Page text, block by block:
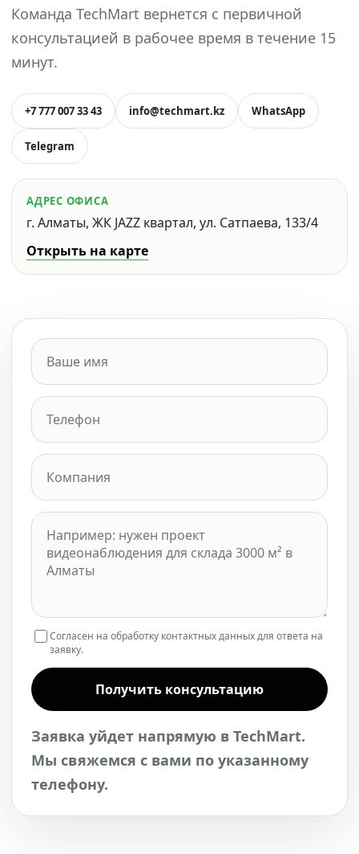
Команда TechMart вернется с первичной
консультацией в рабочее время в течение 15
минут.
+7 777 007 33 43 info@techmart.kz WhatsApp
Telegram
АДРЕС ОФИСА
г. Алматы, ЖК JAZZ квартал, ул. Сатпаева, 133/4
Открыть на карте
Согласен на обработку контактных данных для ответа на
заявку.
Получить консультацию
Заявка уйдет напрямую в TechMart.
Мы свяжемся с вами по указанному
телефону.